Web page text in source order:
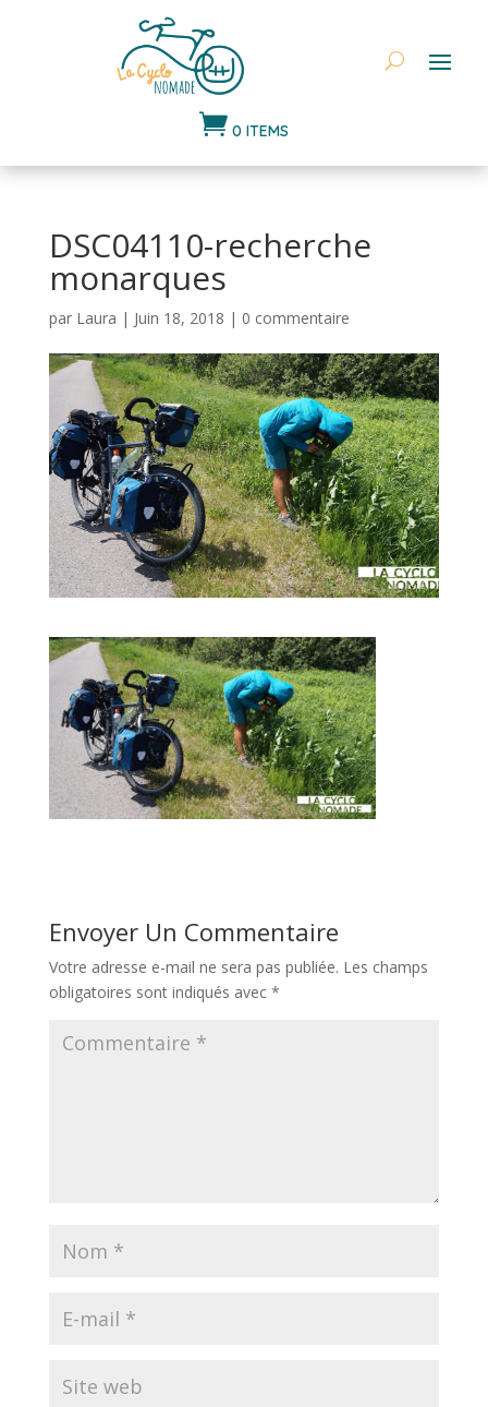
 0 ITEMS
DSC04110-recherche
monarques
par Laura | Juin 18, 2018 | 0 commentaire
Envoyer Un Commentaire
Votre adresse e-mail ne sera pas publiée. Les champs
obligatoires sont indiqués avec *